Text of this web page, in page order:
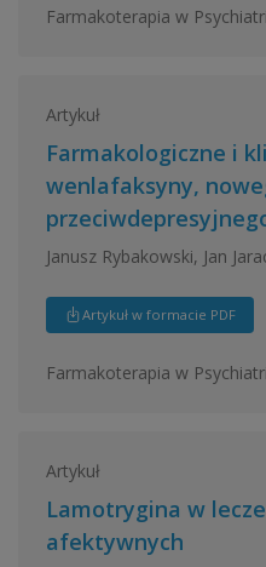
Farmakoterapia w
Artykuł
Farmakologiczne i
wenlafaksyny,
Janusz Rybakowski, Jan
Artykuł w formacie PDF
Farmakoterapia w
Artykuł
Lamotrygina w
afektywnych